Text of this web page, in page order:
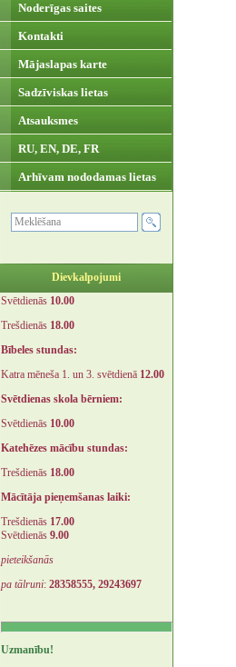
Noderīgas saites
Kontakti
Mājaslapas karte
Sadzīviskas lietas
Atsauksmes
RU, EN, DE, FR
Arhīvam nododamas lietas
Dievkalpojumi
Svētdienās 10.00
Trešdienās 18.00
Bībeles stundas:
Katra mēneša 1. un 3. svētdienā 12.00
Svētdienas skola bērniem:
Svētdienās 10.00
Katehēzes mācību stundas:
Trešdienās 18.00
Mācītāja pieņemšanas laiki:
Trešdienās 17.00
Svētdienās 9.00
pieteikšanās
pa tālruni: 28358555, 29243697
Uzmanību!